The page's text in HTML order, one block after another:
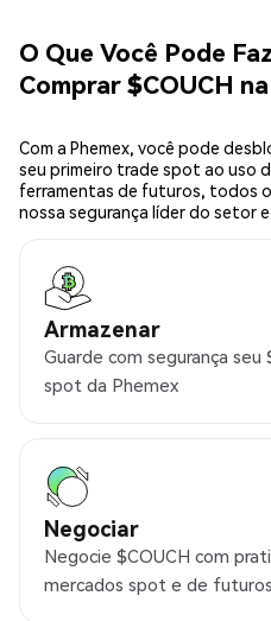
O Que Você Pode
Comprar $COUCH
Com a Phemex, você pode
seu primeiro trade spot ao uso
ferramentas de futuros, todos
nossa segurança líder do setor
Armazenar
Guarde com segurança seu
spot da Phemex
Negociar
Negocie $COUCH com
mercados spot e de futuros